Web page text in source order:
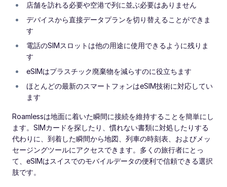
店舗を訪れる必要や空港で列に並ぶ必要はありません
デバイスから直接データプランを切り替えることができま
す
電話のSIMスロットは他の用途に使用できるように残りま
す
eSIMはプラスチック廃棄物を減らすのに役立ちます
ほとんどの最新のスマートフォンはeSIM技術に対応してい
ます
Roamlessは地面に着いた瞬間に接続を維持することを簡単にし
ます。SIMカードを探したり、慣れない書類に対処したりする
代わりに、到着した瞬間から地図、列車の時刻表、およびメッ
セージングツールにアクセスできます。多くの旅行者にとっ
て、eSIMはスイスでのモバイルデータの便利で信頼できる選択
肢です。